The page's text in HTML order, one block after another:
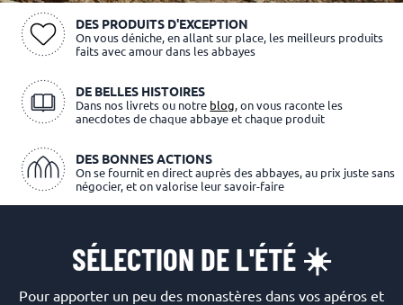
DES PRODUITS D'EXCEPTION
On vous déniche, en allant sur place, les meilleurs produits
faits avec amour dans les abbayes
DE BELLES HISTOIRES
Dans nos livrets ou notre blog, on vous raconte les
anecdotes de chaque abbaye et chaque produit
DES BONNES ACTIONS
On se fournit en direct auprès des abbayes, au prix juste sans
négocier, et on valorise leur savoir-faire
SÉLECTION DE L'ÉTÉ ☀️
Pour apporter un peu des monastères dans vos apéros et